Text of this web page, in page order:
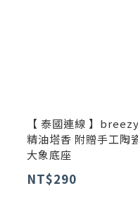
【 泰國連線 】breezy
精油塔香 附贈手工陶
大象底座
NT$290